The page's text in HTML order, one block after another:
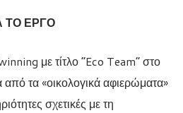
ΤΟ ΕΡΓΟ
με τίτλο “Eco Team” στο
τα «οικολογικά αφιερώματα»
σχετικές με τη